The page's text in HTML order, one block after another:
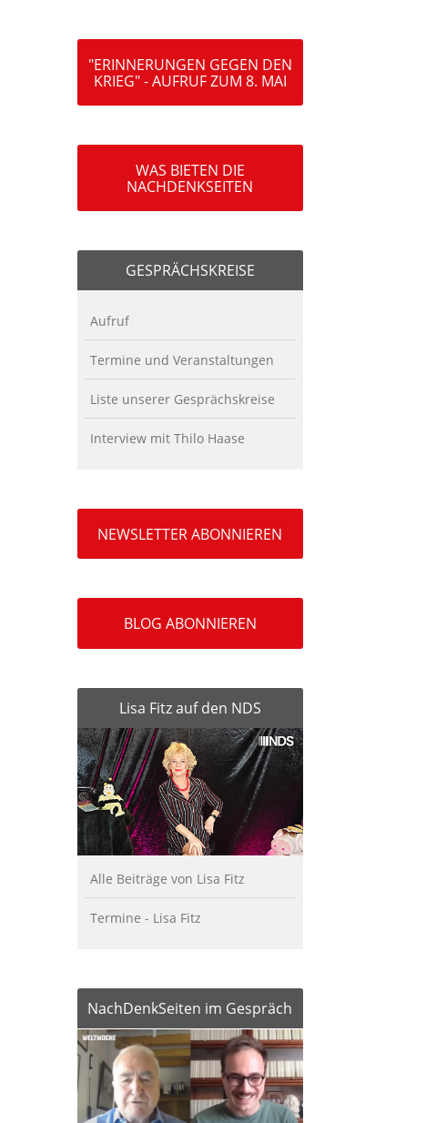
"ERINNERUNGEN GEGEN DEN
KRIEG" - AUFRUF ZUM 8. MAI
WAS BIETEN DIE
NACHDENKSEITEN
GESPRÄCHSKREISE
Aufruf
Termine und Veranstaltungen
Liste unserer Gesprächskreise
Interview mit Thilo Haase
NEWSLETTER ABONNIEREN
BLOG ABONNIEREN
Lisa Fitz auf den NDS
Alle Beiträge von Lisa Fitz
Termine - Lisa Fitz
NachDenkSeiten im Gespräch